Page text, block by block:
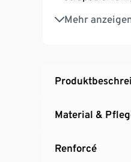
Mehr
Material &
Renforcé